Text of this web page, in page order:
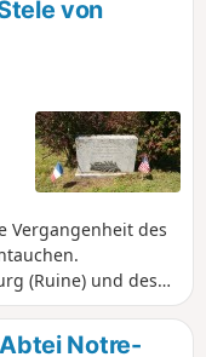
Ende der Tour
wo Sie etwas
von
Vergangenheit des
(Ruine) und des
ist
Notre-